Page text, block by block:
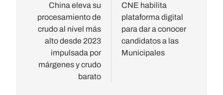
navigation
China eleva su
procesamiento de
crudo al nivel más
alto desde 2023
impulsada por
márgenes y crudo
barato
CNE habilita
plataforma digital
para dar a conocer
candidatos a las
Municipales